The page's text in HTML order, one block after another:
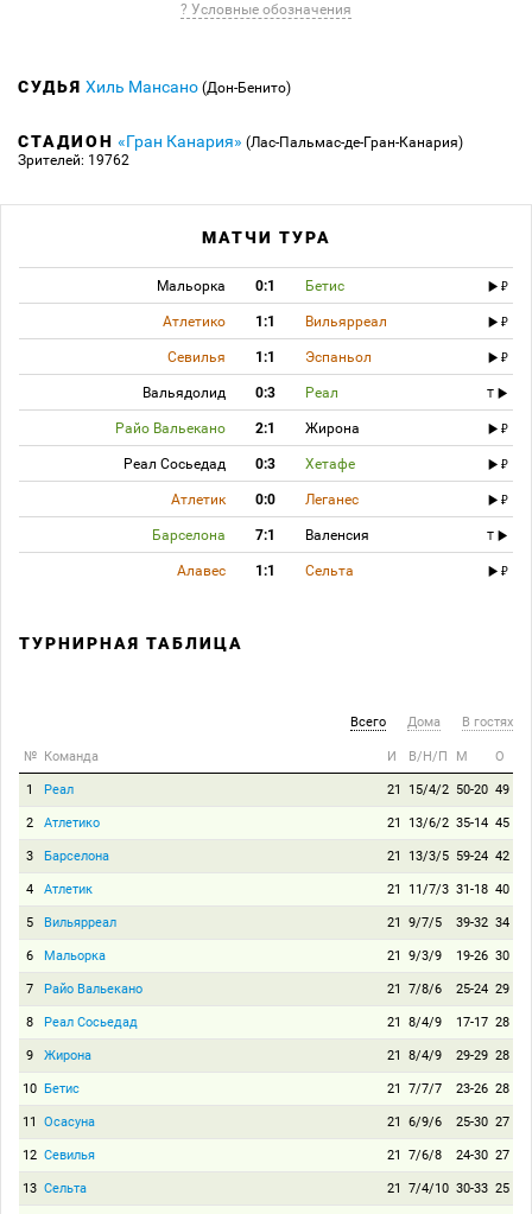
? Условные обозначения
СУДЬЯ Хиль Мансано (Дон-Бенито)
СТАДИОН «Гран Канария» (Лас-Пальмас-де-Гран-Канария)
Зрителей: 19762
МАТЧИ ТУРА
Мальорка 0:1 Бетис
Атлетико 1:1 Вильярреал
Севилья 1:1 Эспаньол
Вальядолид 0:3 Реал T
Райо Вальекано 2:1 Жирона
Реал Сосьедад 0:3 Хетафе
Атлетик 0:0 Леганес
Барселона 7:1 Валенсия T
Алавес 1:1 Сельта
ТУРНИРНАЯ ТАБЛИЦА
Всего Дома В гостях
№ Команда И В/Н/П М О
1 Реал 21 15/4/2 50-20 49
2 Атлетико 21 13/6/2 35-14 45
3 Барселона 21 13/3/5 59-24 42
4 Атлетик 21 11/7/3 31-18 40
5 Вильярреал 21 9/7/5 39-32 34
6 Мальорка 21 9/3/9 19-26 30
7 Райо Вальекано 21 7/8/6 25-24 29
8 Реал Сосьедад 21 8/4/9 17-17 28
9 Жирона 21 8/4/9 29-29 28
10 Бетис 21 7/7/7 23-26 28
11 Осасуна 21 6/9/6 25-30 27
12 Севилья 21 7/6/8 24-30 27
13 Сельта 21 7/4/10 30-33 25